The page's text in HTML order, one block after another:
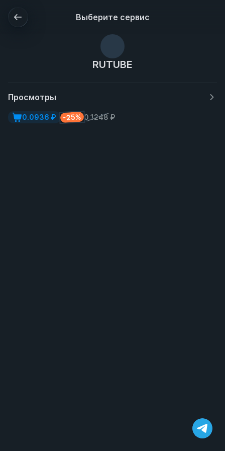
Выберите сервис
RUTUBE
Просмотры
0.1248 ₽
-25%
0.0936 ₽